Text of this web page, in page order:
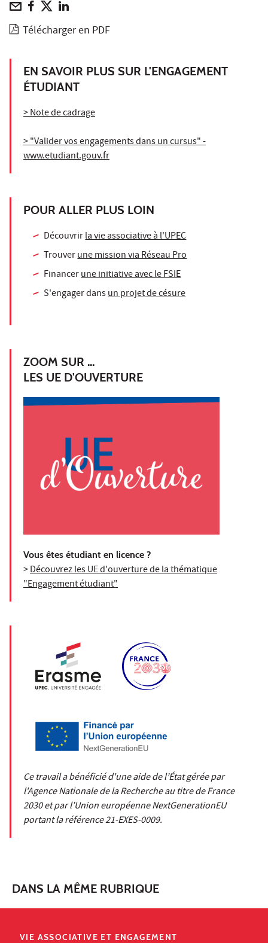
Télécharger en PDF
EN SAVOIR PLUS SUR L'ENGAGEMENT
ÉTUDIANT
> Note de cadrage
> "Valider vos engagements dans un cursus" -
www.etudiant.gouv.fr
POUR ALLER PLUS LOIN
Découvrirla vie associative à l'UPEC
Trouverune mission via Réseau Pro
Financerune initiative avec le FSIE
S'engager dansun projet de césure
ZOOM SUR ...
LES UE D'OUVERTURE
Vous êtes étudiant en licence ?
>Découvrez les UE d'ouverture de la thématique
"Engagement étudiant"
Ce travail a bénéficié d'une aide de l’État gérée par
l'Agence Nationale de la Recherche au titre de France
2030 et par l’Union européenne NextGenerationEU
portant la référence 21-EXES-0009.
DANS LA MÊME RUBRIQUE
VIE ASSOCIATIVE ET ENGAGEMENT